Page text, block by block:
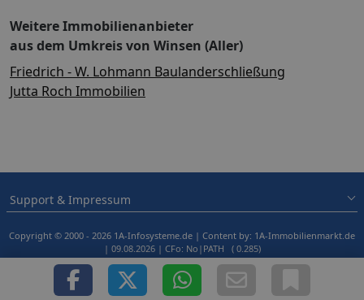
Weitere Immobilienanbieter
aus dem Umkreis von Winsen (Aller)
Friedrich - W. Lohmann Baulanderschließung
Jutta Roch Immobilien
Support & Impressum
Copyright © 2000 - 2026 1A-Infosysteme.de | Content by: 1A-Immobilienmarkt.de
| 09.08.2026 | CFo: No|PATH ( 0.285)